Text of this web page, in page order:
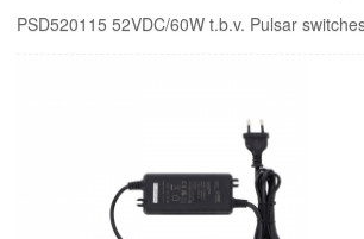
PSD520115 52VDC/60W t.b.v. Pulsar